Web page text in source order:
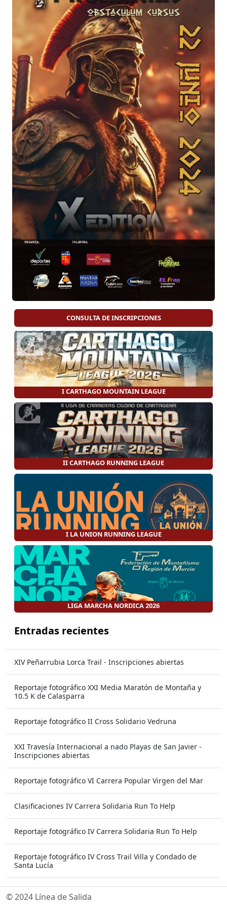
CONSULTA DE INSCRIPCIONES
I CARTHAGO MOUNTAIN LEAGUE
II CARTHAGO RUNNING LEAGUE
I LA UNION RUNNING LEAGUE
LIGA MARCHA NORDICA 2026
Entradas recientes
XIV Peñarrubia Lorca Trail - Inscripciones abiertas
Reportaje fotográfico XXI Media Maratón de Montaña y
10.5 K de Calasparra
Reportaje fotográfico II Cross Solidario Vedruna
XXI Travesía Internacional a nado Playas de San Javier -
Inscripciones abiertas
Reportaje fotográfico VI Carrera Popular Virgen del Mar
Clasificaciones IV Carrera Solidaria Run To Help
Reportaje fotográfico IV Carrera Solidaria Run To Help
Reportaje fotográfico IV Cross Trail Villa y Condado de
Santa Lucía
© 2024 Línea de Salida